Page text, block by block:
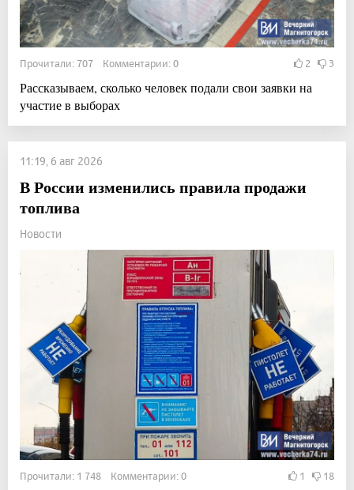
Прочитали: 707 Комментарии: 0 2 3
Рассказываем, сколько человек подали свои заявки на
участие в выборах
11:19, 6 авг 2026
В России изменились правила продажи
топлива
Новости
Прочитали: 1 748 Комментарии: 0 1 18